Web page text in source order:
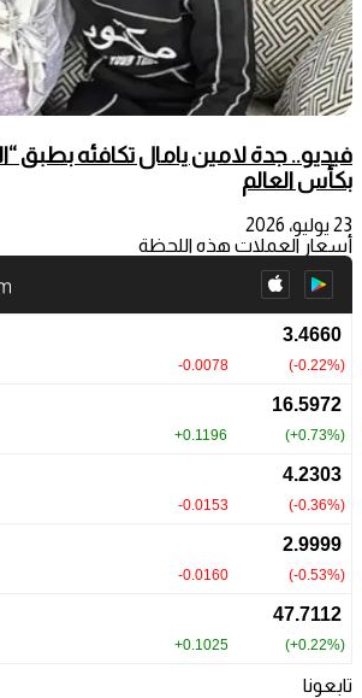
فيديو.. جدة لامين يامال تكافئه بطبق
بكأس العالم
23 يوليو، 2026
أسعار العملات هذه اللحظة
تابعونا